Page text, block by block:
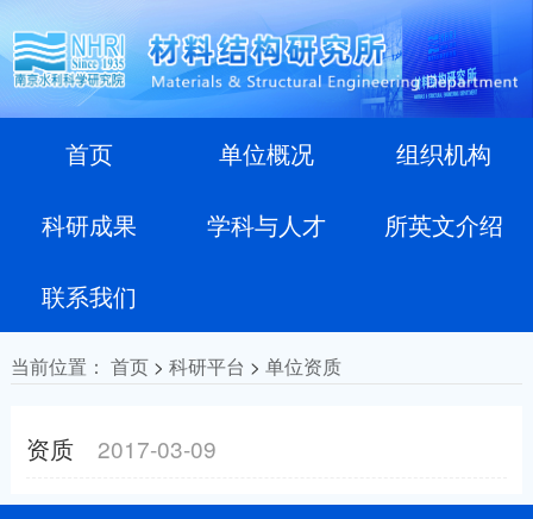
首页 单位概况 组织机构
科研成果 学科与人才 所英文介绍
联系我们
当前位置： 首页> 科研平台 > 单位资质
资质 2017-03-09